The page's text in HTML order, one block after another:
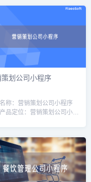
客户管理能力。通过该小程
策划公司小程序
称：营销策划公司小程序
品定位：营销策划公司小程
效率和服务质量。通过该小
用户可